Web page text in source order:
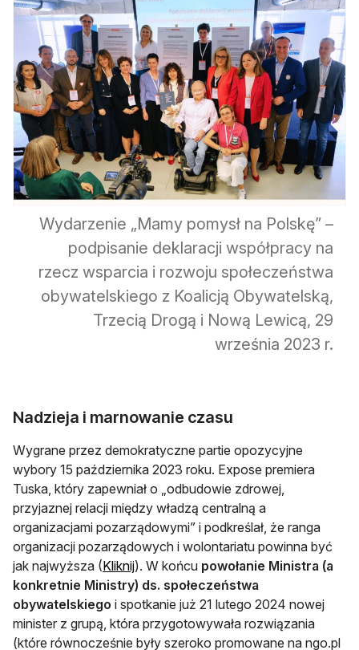
Wydarzenie „Mamy pomysł na Polskę” –
podpisanie deklaracji współpracy na
rzecz wsparcia i rozwoju społeczeństwa
obywatelskiego z Koalicją Obywatelską,
Trzecią Drogą i Nową Lewicą, 29
września 2023 r.
Nadzieja i marnowanie czasu
Wygrane przez demokratyczne partie opozycyjne
wybory 15 października 2023 roku. Expose premiera
Tuska, który zapewniał o „odbudowie zdrowej,
przyjaznej relacji między władzą centralną a
organizacjami pozarządowymi” i podkreślał, że ranga
organizacji pozarządowych i wolontariatu powinna być
jak najwyższa (Kliknij). W końcu powołanie Ministra (a
konkretnie Ministry) ds. społeczeństwa
obywatelskiego i spotkanie już 21 lutego 2024 nowej
minister z grupą, która przygotowywała rozwiązania
(które równocześnie były szeroko promowane na ngo.pl